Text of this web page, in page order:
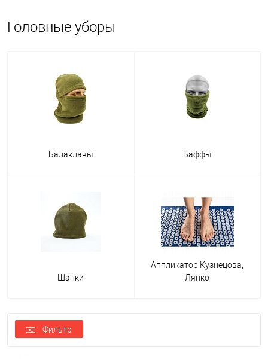
Головные уборы
Балаклавы Баффы
Шапки
Аппликатор Кузнецова,
Ляпко
Фильтр